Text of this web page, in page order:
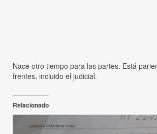
Nace otro tiempo para las partes. Está
frentes, incluido el judicial.
Relacionado